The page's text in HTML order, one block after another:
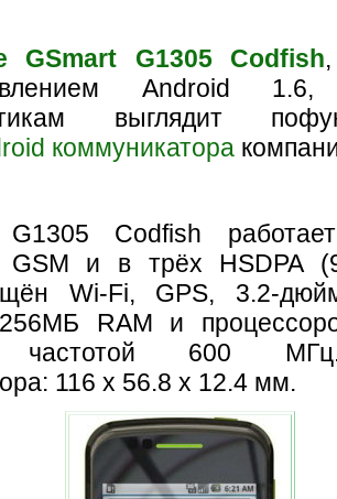
GSmart G1305 Codfish
Android
выглядит
коммуникатора
G1305 Codfish
GSM и в трёх HSDPA
Wi-Fi, GPS, 3.2-
RAM и
частотой 600
116 x 56.8 x 12.4 мм.